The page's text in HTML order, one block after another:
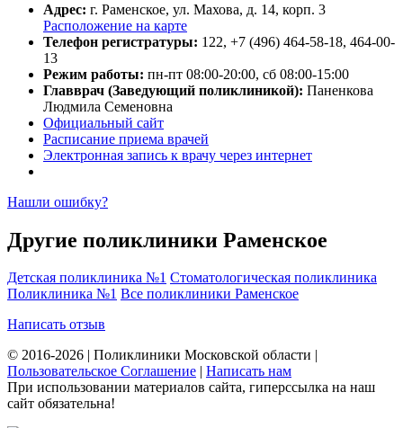
Адрес: г. Раменское, ул. Махова, д. 14, корп. 3
Расположение на карте
Телефон регистратуры: 122, +7 (496) 464-58-18, 464-00-
13
Режим работы: пн-пт 08:00-20:00, сб 08:00-15:00
Главврач (Заведующий поликлиникой): Паненкова
Людмила Семеновна
Официальный сайт
Расписание приема врачей
Электронная запись к врачу через интернет
Нашли ошибку?
Другие поликлиники Раменское
Детская поликлиника №1 Стоматологическая поликлиника
Поликлиника №1 Все поликлиники Раменское
Написать отзыв
© 2016-2026 | Поликлиники Московской области |
Пользовательское Соглашение | Написать нам
При использовании материалов сайта, гиперссылка на наш
сайт обязательна!